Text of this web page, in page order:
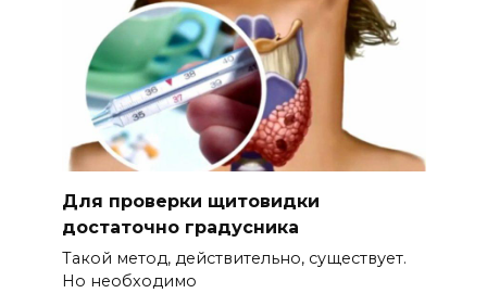
Для проверки щитовидки
достаточно градусника
Такой метод, действительно, существует.
Но необходимо